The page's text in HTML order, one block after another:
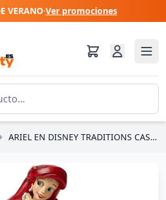
VERANO·Ver promociones
ARIEL EN DISNEY TRADITIONS CASTILLO DECORACIÓN CASTILLO